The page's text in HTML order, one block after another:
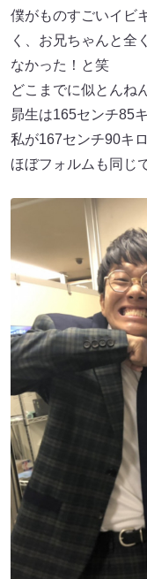
僕がものすごいイビ
く、お兄ちゃんと全
なかった！と笑
どこまでに似とんね
昴生は165センチ85
私が167センチ90キロ
ほぼフォルムも同じ